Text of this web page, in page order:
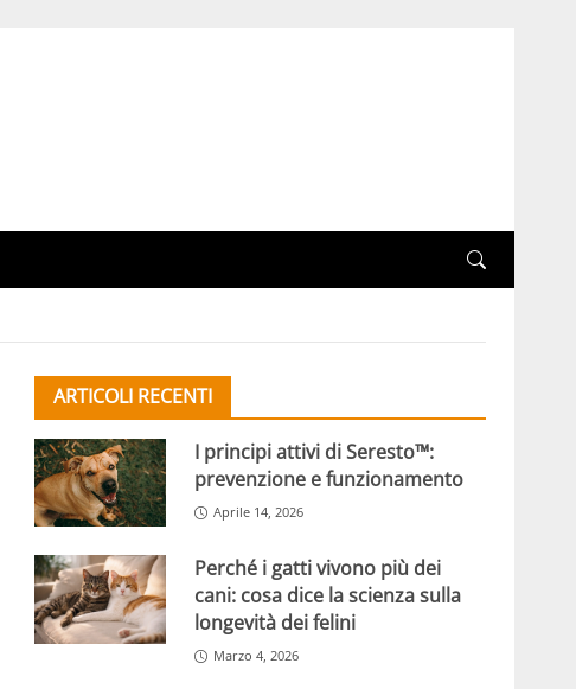
ARTICOLI RECENTI
I principi attivi di Seresto™:
prevenzione e funzionamento
Aprile 14, 2026
Perché i gatti vivono più dei
cani: cosa dice la scienza sulla
longevità dei felini
Marzo 4, 2026